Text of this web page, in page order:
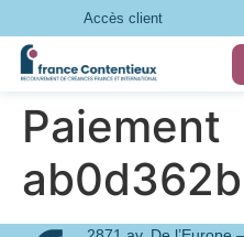
Accès client
Paiement